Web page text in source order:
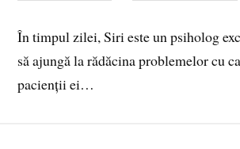
În timpul zilei, Siri este un psiholog
să ajungă la rădăcina problemelor cu
pacienții ei…